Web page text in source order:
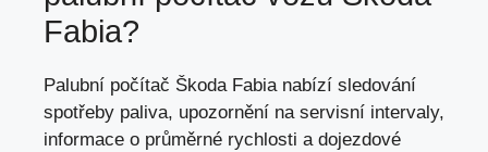
Fabia?
Palubní počítač Škoda Fabia nabízí sledování
spotřeby paliva, upozornění na servisní intervaly,
informace o průměrné rychlosti a dojezdové